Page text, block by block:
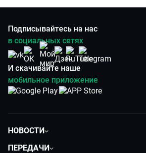
Подписывайтесь на нас
в социальных сетях
И скачивайте наше
мобильное приложение
НОВОСТИ
ПЕРЕДАЧИ